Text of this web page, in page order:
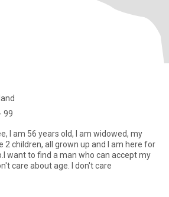
99
I am 56 years old, I am widowed, my
2 children, all grown up and I am here for
want to find a man who can accept my
care about age. I don't care